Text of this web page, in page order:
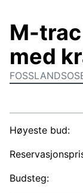
M-
med
Høyeste bud:
Budsteg: